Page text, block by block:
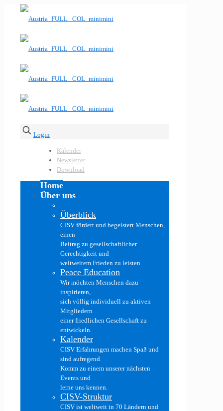
Login
Kalender
Newsletter
Download
Home
Über uns
Überblick
CISV fördert und begeistert Menschen,
einen
Beitrag zu gesellschaftlicher
Gerechtigkeit und
weltweitem Frieden zu leisten.
Peace Education
Wir möchten Menschen dazu
inspirieren,
sich völlig individuell zu aktiven
Mitgliedern
einer friedlichen Gesellschaft zu
entwickeln.
Kalender
CISV Erfahrungen machen Spaß und
sind aufregend.
Komm zu einem unserer nächsten
Events und
lerne uns kennen.
CISV-Struktur
CISV ist weltweit in 70 Ländern und